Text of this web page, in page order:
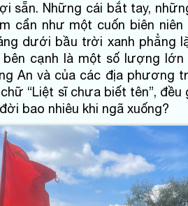
sẵn. Những cái bắt tay,
cẩn như một cuốn biên
dưới bầu trời xanh phẳng
bên cạnh là một số lượng
An và của các địa phương
“Liệt sĩ chưa biết tên”,
bao nhiêu khi ngã xuống?